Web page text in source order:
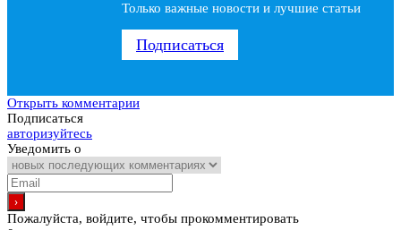
Только важные новости и лучшие статьи
Подписаться
Открыть комментарии
Подписаться
авторизуйтесь
Уведомить о
Пожалуйста, войдите, чтобы прокомментировать